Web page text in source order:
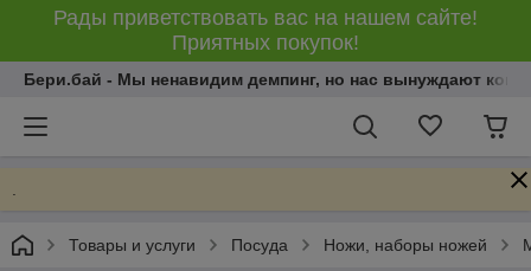
Рады приветствовать вас на нашем сайте!
Приятных покупок!
Бери.бай - Мы ненавидим демпинг, но нас вынуждают
Товары и услуги Посуда Ножи, наборы ножей